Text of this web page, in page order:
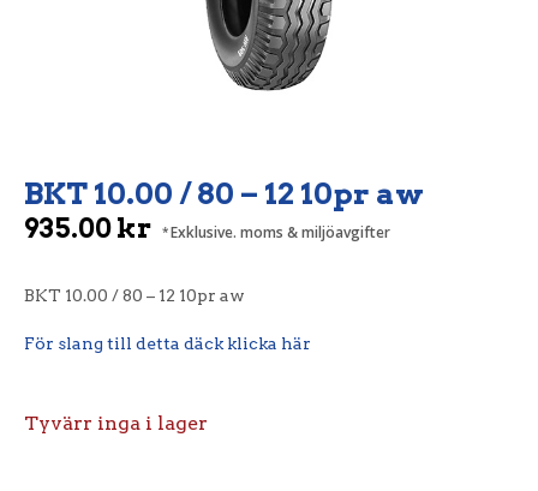
BKT 10.00 / 80 – 12 10pr aw
935.00kr Exklusive. moms & miljöavgifter
BKT 10.00 / 80 – 12 10pr aw
För slang till detta däck klicka här
Tyvärr inga i lager